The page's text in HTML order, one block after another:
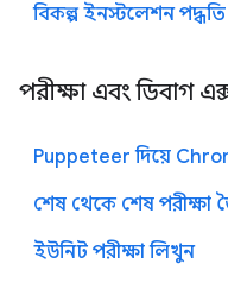
বিকল্প ইনস্টলেশন
পরীক্ষা এবং ডিবাগ
Puppeteer দিয়ে
শেষ থেকে শেষ পরীক্ষা
ইউনিট পরীক্ষা লিখুন